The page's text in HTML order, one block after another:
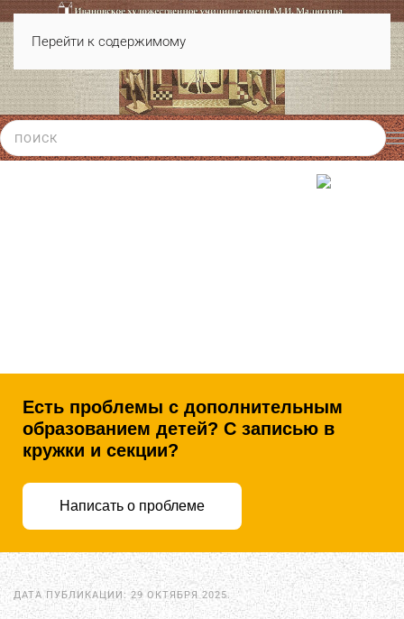
Перейти к содержимому
Есть проблемы с дополнительным
образованием детей? С записью в
кружки и секции?
Написать о проблеме
ДАТА ПУБЛИКАЦИИ:29 ОКТЯБРЯ 2025.